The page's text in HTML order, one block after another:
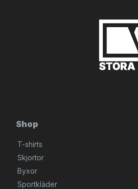
Shop
T-shirts
Skjortor
Byxor
Sportkläder